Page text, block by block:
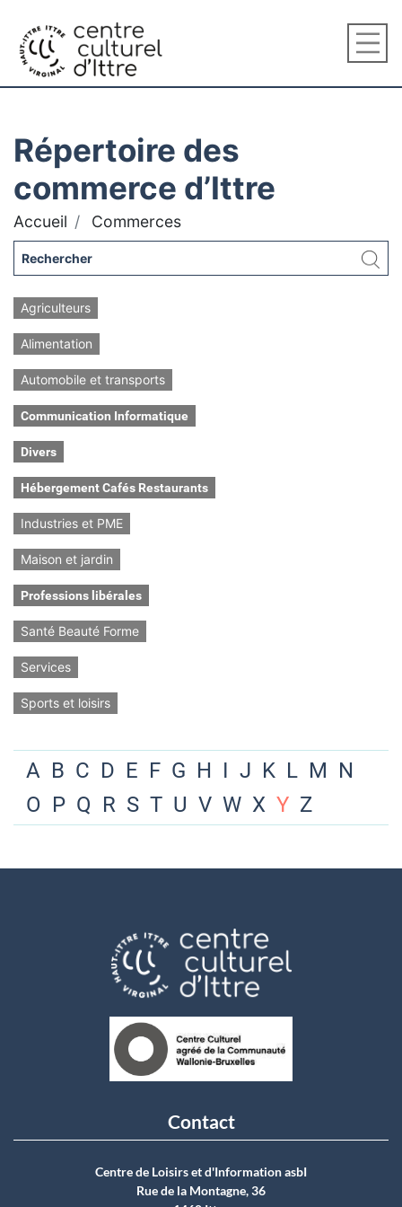
Répertoire des
commerce d’Ittre
Accueil Commerces
Agriculteurs
Alimentation
Automobile et transports
Communication Informatique
Divers
Hébergement Cafés Restaurants
Industries et PME
Maison et jardin
Professions libérales
Santé Beauté Forme
Services
Sports et loisirs
A B C D E F G H I J K L M N
O P Q R S T U V W X Y Z
Contact
Centre de Loisirs et d'Information asbI
Rue de la Montagne, 36